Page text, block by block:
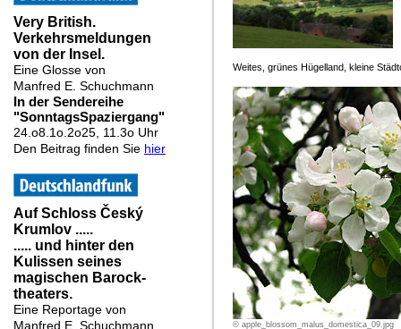
Weites, grünes Hügelland, kleine
© apple_blossom_malus_domestica_09.jpg